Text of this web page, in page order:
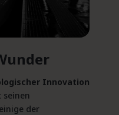
Innovation
seinen
der